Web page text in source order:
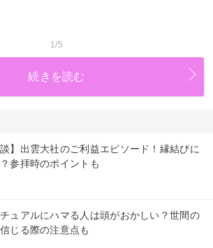
1/5
続きを読む
談】出雲大社のご利益エピソード！縁結びに
参拝時のポイントも
ュアルにハマる人は頭がおかしい？世間の
じる際の注意点も